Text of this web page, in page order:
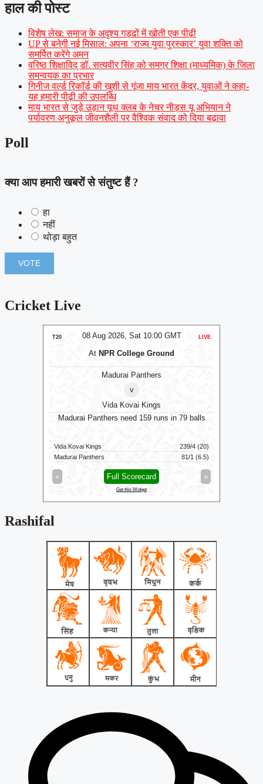
हाल की पोस्ट
विशेष लेख: समाज के अदृश्य गड्ढों में खोती एक पीढ़ी
UP से बनेगी नई मिसाल: अपना ‘राज्य युवा पुरस्कार’ युवा शक्ति को
समर्पित करेंगे अमन
वरिष्ठ शिक्षाविद् डॉ. सत्यवीर सिंह को समग्र शिक्षा (माध्यमिक) के जिला
समन्वयक का प्रभार
गिनीज वर्ल्ड रिकॉर्ड की खुशी से गूंजा माय भारत केंद्र, युवाओं ने कहा-
यह हमारी पीढ़ी की उपलब्धि
माय भारत से जुड़े उड़ान यूथ क्लब के नेचर नीड्स यू अभियान ने
पर्यावरण अनुकूल जीवनशैली पर वैश्विक संवाद को दिया बढ़ावा
Poll
क्या आप हमारी खबरों से संतुष्ट हैं ?
हा
नहीं
थोड़ा बहुत
Cricket Live
08 Aug 2026, Sat 10:00 GMT
T20 LIVE
At NPR College Ground
Madurai Panthers
v
Vida Kovai Kings
Madurai Panthers need 159 runs in 79 balls
Vida Kovai Kings
239/4 (20)
Madurai Panthers
81/1 (6.5)
« »
Full Scorecard
Get this Widget
Rashifal